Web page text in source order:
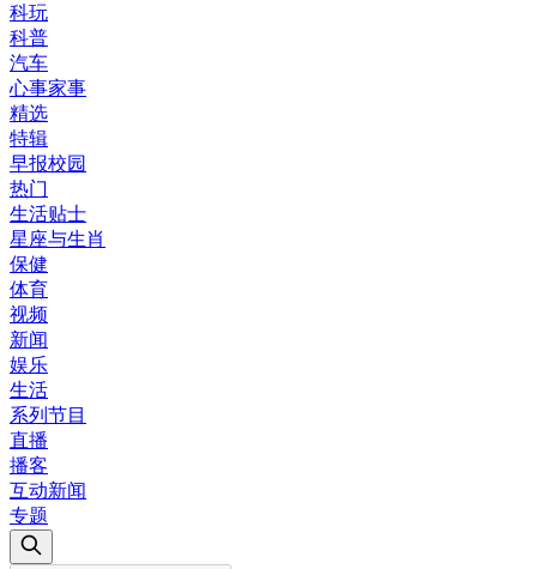
科玩
科普
汽车
心事家事
精选
特辑
早报校园
热门
生活贴士
星座与生肖
保健
体育
视频
新闻
娱乐
生活
系列节目
直播
播客
互动新闻
专题